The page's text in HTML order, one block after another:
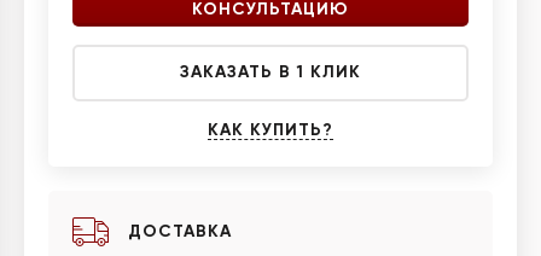
КОНСУЛЬТАЦИЮ
ЗАКАЗАТЬ В 1 КЛИК
КАК КУПИТЬ?
ДОСТАВКА